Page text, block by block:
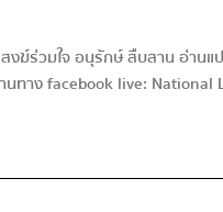
ฆ์ร่วมใจ อนุรักษ์ สืบสาน อ่านแ
าง facebook live: National